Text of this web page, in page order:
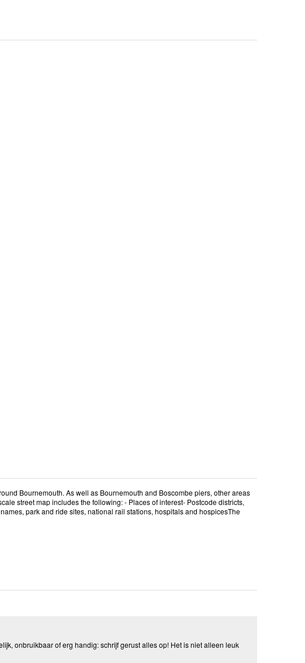
Bournemouth. As well as Bournemouth and Boscombe piers, other areas
street map includes the following: - Places of interest- Postcode districts,
park and ride sites, national rail stations, hospitals and hospicesThe
onbruikbaar of erg handig: schrijf gerust alles op! Het is niet alleen leuk